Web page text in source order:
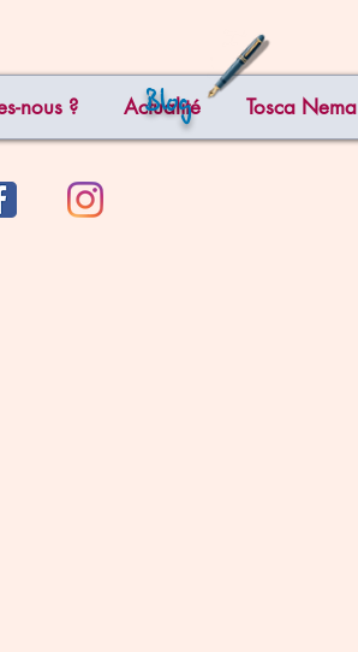
nous ? Actualité Tosca Nema
Blog